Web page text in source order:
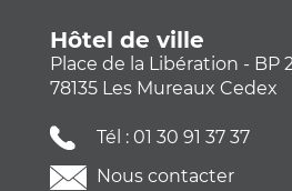
Hôtel de ville
Place de la Libération - BP
78135 Les Mureaux Cedex
Tél : 01 30 91 37 37
Nous contacter